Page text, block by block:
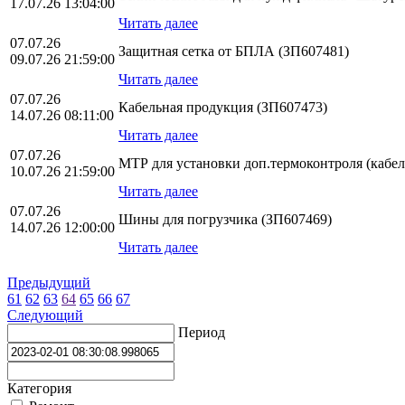
Читать далее
07.07.26
09.07.26 21:59:00
Защитная сетка от БПЛА (ЗП607481)
Читать далее
07.07.26
14.07.26 08:11:00
Кабельная продукция (ЗП607473)
Читать далее
07.07.26
10.07.26 21:59:00
МТР для установки доп.термоконтроля
Читать далее
07.07.26
14.07.26 12:00:00
Шины для погрузчика (ЗП607469)
Читать далее
Предыдущий
61 62 63 64 65 66 67
Следующий
Период
Категория